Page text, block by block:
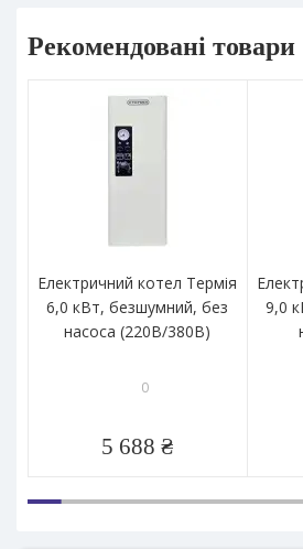
Рекомендовані товари
Електричний котел Термія
6,0 кВт, безшумний, без
насоса (220В/380В)
0
5 688 ₴
9,0